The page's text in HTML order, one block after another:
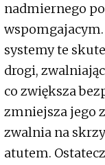
nadmiernego
systemy te
drogi,
co zwiększa
zmniejsza jego
zwalnia na
atutem.